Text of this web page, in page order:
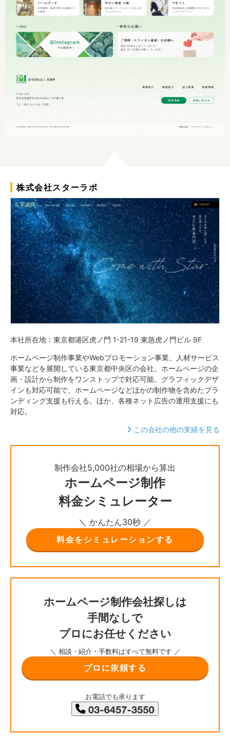
株式会社スターラボ
本社所在地：東京都港区虎ノ門 1-21-19 東急虎ノ門ビル 9F
ホームページ制作事業やWebプロモーション事業、人材サービス
事業などを展開している東京都中央区の会社。ホームページの企
画・設計から制作をワンストップで対応可能。グラフィックデザ
インも対応可能で、ホームページなどほかの制作物を含めたブラ
ンディング支援も行える。ほか、各種ネット広告の運用支援にも
対応。
この会社の他の実績を見る
制作会社5,000社の相場から算出
ホームページ制作
料金シミュレーター
＼ かんたん30秒 ／
料金をシミュレーションする
ホームページ制作会社探しは
手間なしで
プロにお任せください
＼ 相談・紹介・手数料はすべて無料です ／
プロに依頼する
お電話でも承ります